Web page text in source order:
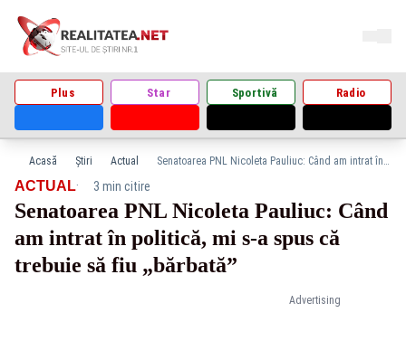
Plus Star Sportivă Radio
Acasă Știri Actual Senatoarea PNL Nicoleta Pauliuc: Când am intrat în politică, mi s-a spus că trebuie să fiu „bărbată”
Advertising
ACTUAL· 3 min citire
Senatoarea PNL Nicoleta Pauliuc: Când
am intrat în politică, mi s-a spus că
trebuie să fiu „bărbată”